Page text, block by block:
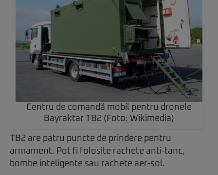
Centru de comandă mobil pentru dronele
Bayraktar TB2 (Foto: Wikimedia)
TB2 are patru puncte de prindere pentru
armament. Pot fi folosite rachete anti-tanc,
bombe inteligente sau rachete aer-sol.